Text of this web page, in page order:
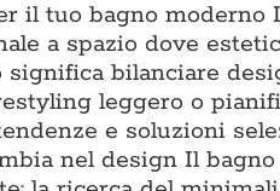
il tuo bagno moderno
a spazio dove
bilanciare
leggero o
e soluzioni
nel design Il